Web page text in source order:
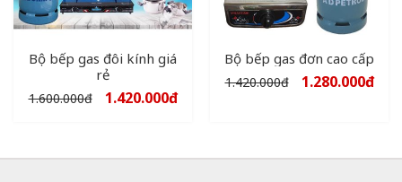
Bộ bếp gas đôi kính giá
rẻ
1.600.000đ 1.420.000đ
Bộ bếp gas đơn cao cấp
1.420.000đ 1.280.000đ